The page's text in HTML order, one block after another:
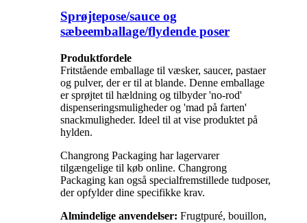
Sprøjtepose/sauce og
sæbeemballage/flydende poser
Produktfordele
Fritstående emballage til væsker, saucer, pastaer
og pulver, der er til at blande. Denne emballage
er sprøjtet til hældning og tilbyder 'no-rod'
dispenseringsmuligheder og 'mad på farten'
snackmuligheder. Ideel til at vise produktet på
hylden.
Changrong Packaging har lagervarer
tilgængelige til køb online. Changrong
Packaging kan også specialfremstillede tudposer,
der opfylder dine specifikke krav.
Almindelige anvendelser: Frugtpuré, bouillon,